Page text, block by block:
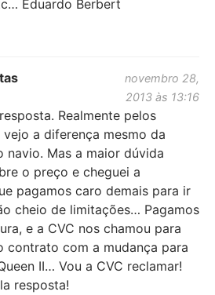
Eduardo Berbert
novembro 28,
2013 às 13:16
Realmente pelos
a diferença mesmo da
navio. Mas a maior dúvida
o preço e cheguei a
pagamos caro demais para ir
cheio de limitações… Pagamos
e a CVC nos chamou para
contrato com a mudança para
II… Vou a CVC reclamar!
resposta!